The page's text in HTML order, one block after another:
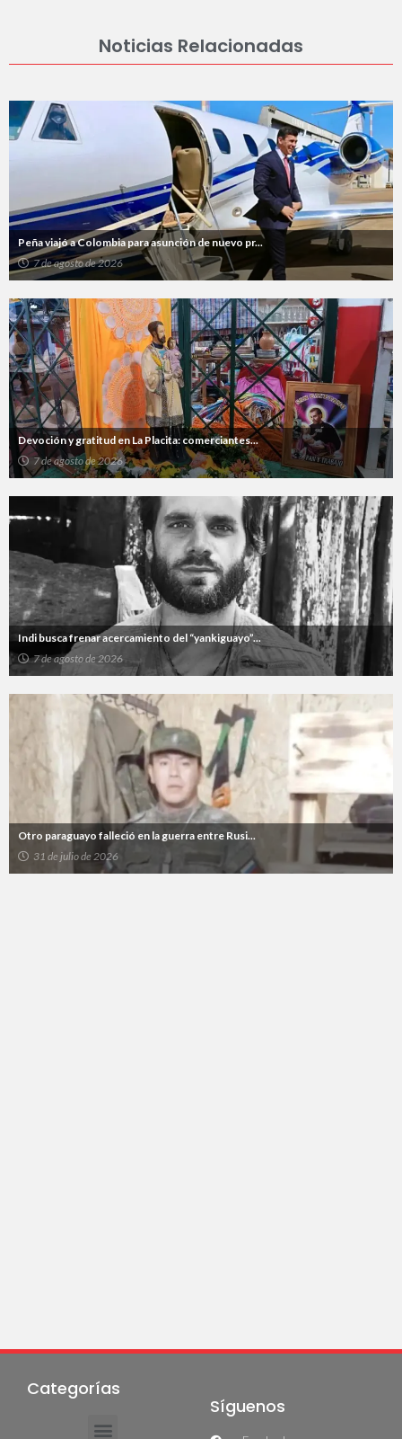
Noticias Relacionadas
Peña viajó a Colombia para asunción de nuevo pr...
7 de agosto de 2026
Devoción y gratitud en La Placita: comerciantes...
7 de agosto de 2026
Indi busca frenar acercamiento del “yankiguayo”...
7 de agosto de 2026
Otro paraguayo falleció en la guerra entre Rusi...
31 de julio de 2026
Categorías
Síguenos